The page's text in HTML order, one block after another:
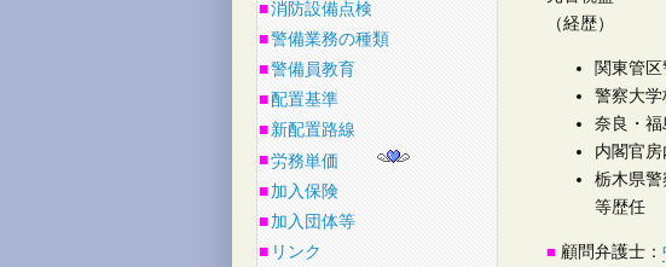
（経歴）
関東管
警察大
奈良・
内閣官
栃木県警
等歴任
■ 顧問弁護士：
■消防設備点検
■警備業務の種類
■警備員教育
■配置基準
■新配置路線
■労務単価
■加入保険
■加入団体等
■ リンク